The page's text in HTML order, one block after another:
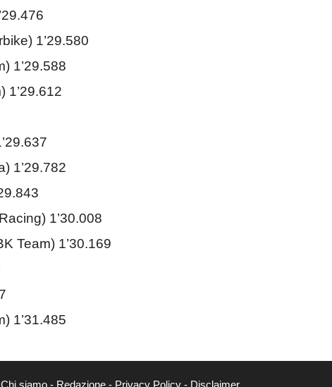
1’29.580
1’29.588
1’29.612
1’29.782
1’30.008
Team) 1’30.169
1’31.485
Chi siamo- Redazione- Privacy Policy- Disclaimer